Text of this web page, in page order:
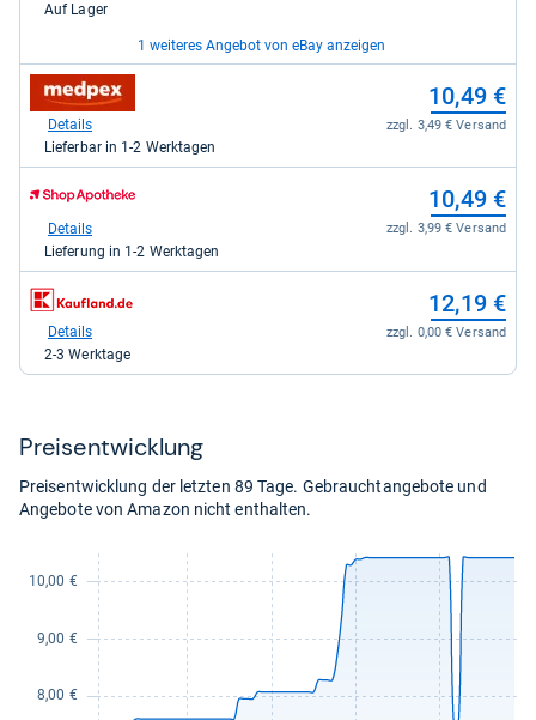
10,43
Auf Lager
1 weiteres Angebot von eBay anzeigen
zum
Shop:
eBay
kaufen.
14,36 €
zzgl. 0,00 € Versand
Details
Auf Lager
zum
Shop:
medpex
kaufen.
10,49 €
zzgl. 3,49 € Versand
Details
Lieferbar in 1-2 Werktagen
zum
Shop:
Shop
für
kaufen.
10,49 €
zzgl. 3,99 € Versand
Details
Lieferung in 1-2 Werktagen
zum
Shop:
Kaufland
12,19 €
zzgl. 0,00 € Versand
Details
2-3 Werktage
Preis­ent­wick­lung
Preisentwicklung der letzten 89 Tage. Gebrauchtangebote und
Angebote von Amazon nicht enthalten.